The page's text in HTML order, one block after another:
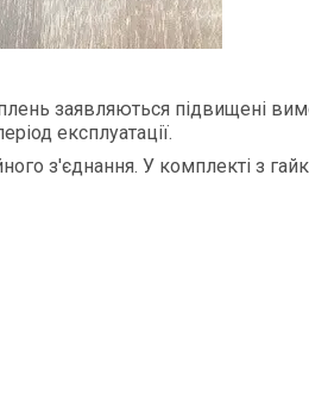
заявляються підвищені
експлуатації.
з'єднання. У комплекті з